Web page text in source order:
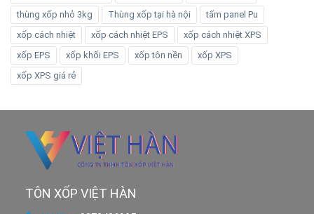
thùng xốp nhỏ 3kg
Thùng xốp tại hà nội
tấm panel Pu
xốp cách nhiệt
xốp cách nhiệt EPS
xốp cách nhiệt XPS
xốp EPS
xốp khối EPS xốp tôn nền
xốp XPS
xốp XPS giá rẻ
TÔN XỐP VIỆT HÀN